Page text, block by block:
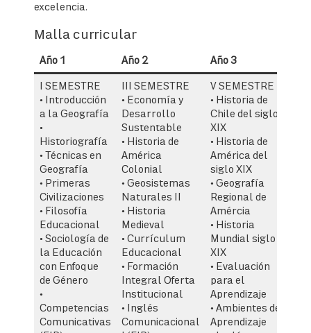
excelencia.
Malla curricular
Año 1 Año 2 Año 3
I SEMESTRE
• Introducción
a la Geografía
•
Historiografía
• Técnicas en
Geografía
• Primeras
Civilizaciones
• Filosofía
Educacional
• Sociología de
la Educación
con Enfoque
de Género
•
Competencias
Comunicativas
III SEMESTRE
• Economía y
Desarrollo
Sustentable
• Historia de
América
Colonial
• Geosistemas
Naturales II
• Historia
Medieval
• Currículum
Educacional
• Formación
Integral Oferta
Institucional
• Inglés
Comunicacional
V SEMESTRE
• Historia de
Chile del siglo
XIX
• Historia de
América del
siglo XIX
• Geografía
Regional de
Amércia
• Historia
Mundial siglo
XIX
• Evaluación
para el
Aprendizaje
• Ambientes de
Aprendizaje